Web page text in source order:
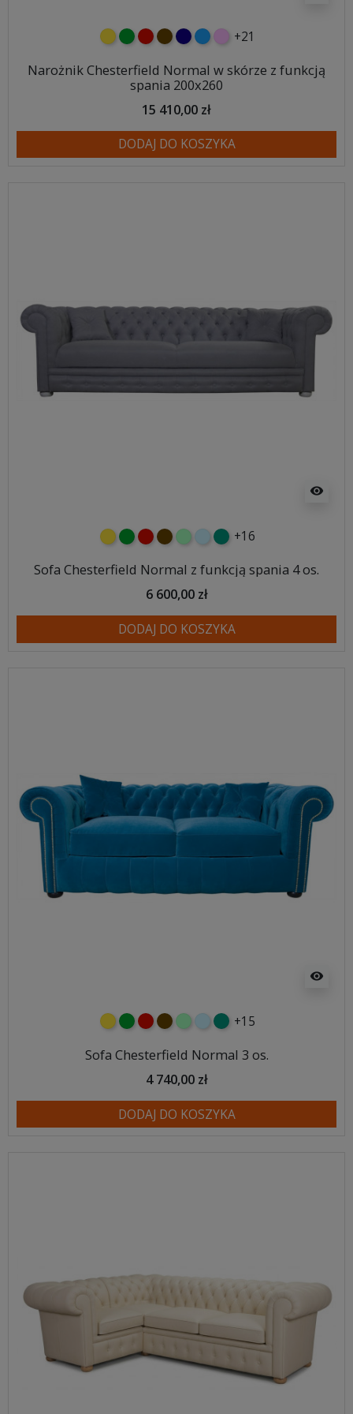
żółtyzielonyczerwony
czekoladowy
granatowy
niebieski
różowy
+21
Narożnik Chesterfield Normal w skórze z funkcją
spania 200x260
15 410,00 zł
DODAJ DO KOSZYKA
visibility
żółtyzielonyczerwony
czekoladowy
miętowybłękitny
turkusowy
+16
Sofa Chesterfield Normal z funkcją spania 4 os.
6 600,00 zł
DODAJ DO KOSZYKA
visibility
żółtyzielonyczerwony
czekoladowy
miętowybłękitny
turkusowy
+15
Sofa Chesterfield Normal 3 os.
4 740,00 zł
DODAJ DO KOSZYKA